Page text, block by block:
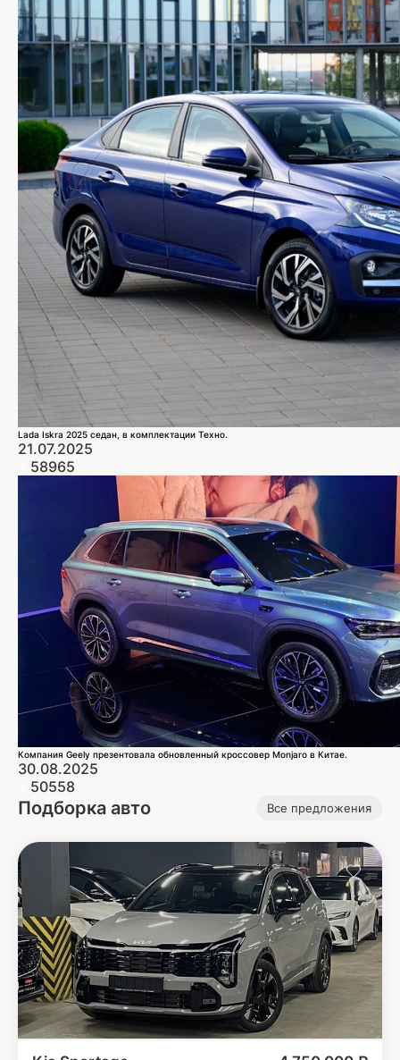
Lada Iskra 2025 седан, в комплектации Техно.
21.07.2025
58965
Компания Geely презентовала обновленный кроссовер Monjaro в Китае.
30.08.2025
50558
Подборка авто Все предложения